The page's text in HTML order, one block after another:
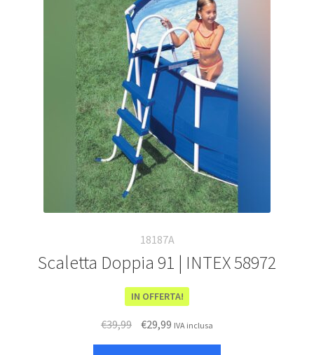
18187A
Scaletta Doppia 91 | INTEX 58972
IN OFFERTA!
€39,99
prezzo
€29,99Il
prezzo
IVA inclusa